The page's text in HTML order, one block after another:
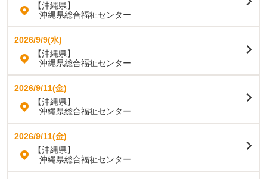
【沖縄県】
沖縄県総合福祉センター
2026/9/9(水)
【沖縄県】
沖縄県総合福祉センター
2026/9/11(金)
【沖縄県】
沖縄県総合福祉センター
2026/9/11(金)
【沖縄県】
沖縄県総合福祉センター